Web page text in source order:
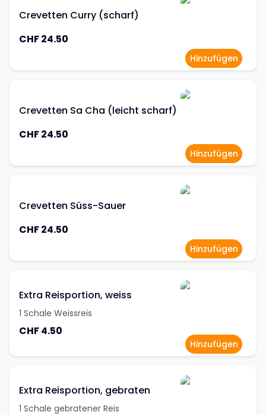
Crevetten Curry (scharf)
CHF 24.50
Hinzufügen
Crevetten Sa Cha (leicht scharf)
CHF 24.50
Hinzufügen
Crevetten Süss-Sauer
CHF 24.50
Hinzufügen
Extra Reisportion, weiss
1 Schale Weissreis
CHF 4.50
Hinzufügen
Extra Reisportion, gebraten
1 Schale gebratener Reis